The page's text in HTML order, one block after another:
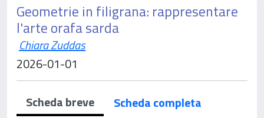
Geometrie in filigrana: rappresentare
l'arte orafa sarda
Chiara Zuddas
2026-01-01
Scheda breve
Scheda completa